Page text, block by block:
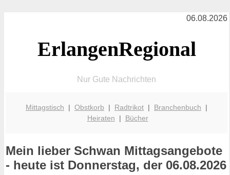
06.08.2026
ErlangenRegional
Nur Gute Nachrichten
Mittagstisch | Obstkorb | Radtrikot | Branchenbuch |
Heiraten | Bücher
Mein lieber Schwan Mittagsangebote
- heute ist Donnerstag, der 06.08.2026